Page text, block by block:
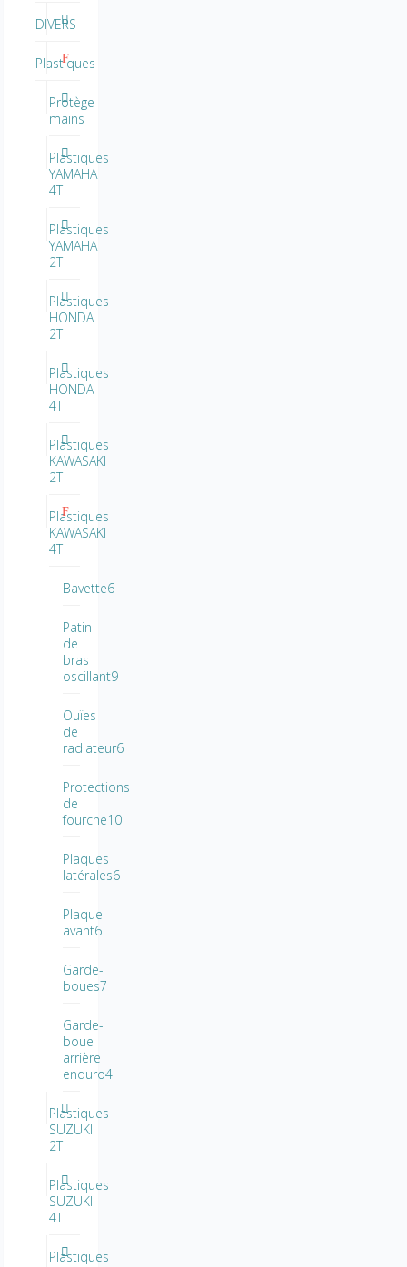
DIVERS
Plastiques
Protège-
mains
Plastiques
YAMAHA
4T
Plastiques
YAMAHA
2T
Plastiques
HONDA
2T
Plastiques
HONDA
4T
Plastiques
KAWASAKI
2T
Plastiques
KAWASAKI
4T
Bavette6
Patin
de
bras
oscillant9
Ouïes
de
radiateur6
Protections
de
fourche10
Plaques
latérales6
Plaque
avant6
Garde-
boues7
Garde-
boue
arrière
enduro4
Plastiques
SUZUKI
2T
Plastiques
SUZUKI
4T
Plastiques